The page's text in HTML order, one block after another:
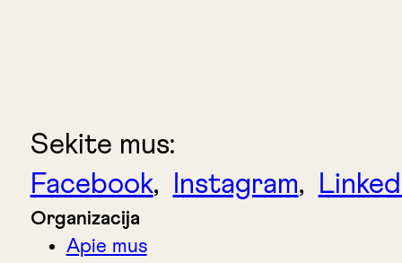
Sekite mus:
Facebook, Instagram,
Organizacija
Apie mus